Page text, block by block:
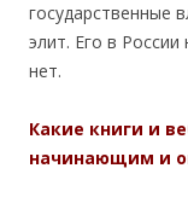
государственные
элит. Его в
нет.
Какие книги и
начинающим и